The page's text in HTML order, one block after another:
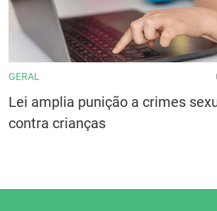
GERAL
Lei amplia punição a crimes
contra crianças